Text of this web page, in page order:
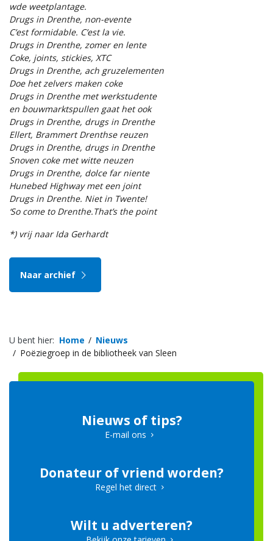
wde weetplantage.
Drugs in Drenthe, non-evente
C’est formidable. C’est la vie.
Drugs in Drenthe, zomer en lente
Coke, joints, stickies, XTC
Drugs in Drenthe, ach gruzelementen
Doe het zelvers maken coke
Drugs in Drenthe met werkstudente
en bouwmarktspullen gaat het ook
Drugs in Drenthe, drugs in Drenthe
Ellert, Brammert Drenthse reuzen
Drugs in Drenthe, drugs in Drenthe
Snoven coke met witte neuzen
Drugs in Drenthe, dolce far niente
Hunebed Highway met een joint
Drugs in Drenthe. Niet in Twente!
‘So come to Drenthe.That’s the point
*) vrij naar Ida Gerhardt
Naar archief
U bent hier: Home
Nieuws
Poëziegroep in de bibliotheek van Sleen
Nieuws of tips?
E-mail ons
Donateur of vriend worden?
Regel het direct
Wilt u adverteren?